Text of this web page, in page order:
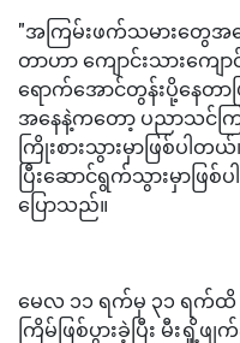
"အကြမ်းဖက်သမားတွေအ
တာဟာ ကျောင်းသားကျ
ရောက်အောင်တွန်းပို့နေတ
အနေနဲ့ကတော့ ပညာသင်က
ကြိုးစားသွားမှာဖြစ်ပါ
ပြီးဆောင်ရွက်သွားမှာဖြ
ပြောသည်။
မေလ ၁၁ ရက်မှ ၃၁ ရက်ထိ
ကြိမ်ဖြစ်ပွားခဲ့ပြီး မီးရှို့